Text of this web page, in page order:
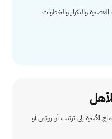
والتكرار والخطوات
الأسرة إلى ترتيب أو روتين أو